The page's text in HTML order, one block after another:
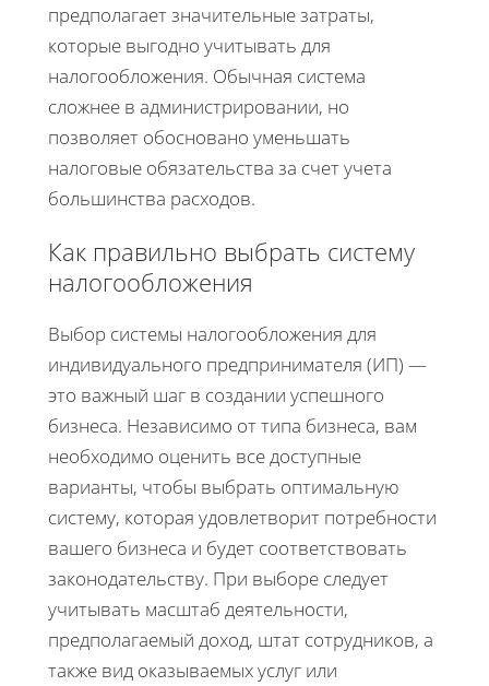
предполагает значительные затраты,
которые выгодно учитывать для
налогообложения. Обычная система
сложнее в администрировании, но
позволяет обосновано уменьшать
налоговые обязательства за счет учета
большинства расходов.
Как правильно выбрать систему
налогообложения
Выбор системы налогообложения для
индивидуального предпринимателя (ИП) —
это важный шаг в создании успешного
бизнеса. Независимо от типа бизнеса, вам
необходимо оценить все доступные
варианты, чтобы выбрать оптимальную
систему, которая удовлетворит потребности
вашего бизнеса и будет соответствовать
законодательству. При выборе следует
учитывать масштаб деятельности,
предполагаемый доход, штат сотрудников, а
также вид оказываемых услуг или